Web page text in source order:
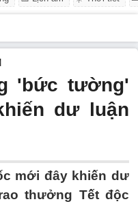
'bức tường'
dư luận
mới đây khiến dư
thưởng Tết độc